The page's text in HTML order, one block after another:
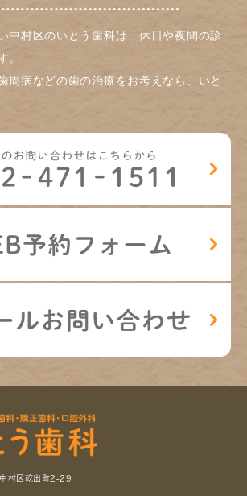
中村区のいとう歯科は、休日や夜間の診
。
周病などの歯の治療をお考えなら、いと
村区乾出町2-29